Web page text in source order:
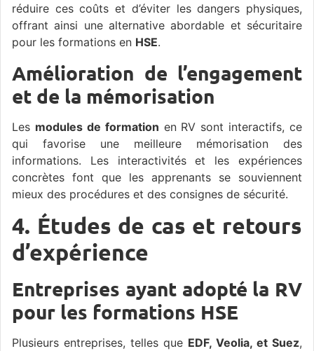
réduire ces coûts et d’éviter les dangers physiques,
offrant ainsi une alternative abordable et sécuritaire
pour les formations en HSE.
Amélioration de l’engagement
et de la mémorisation
Les modules de formation en RV sont interactifs, ce
qui favorise une meilleure mémorisation des
informations. Les interactivités et les expériences
concrètes font que les apprenants se souviennent
mieux des procédures et des consignes de sécurité.
4. Études de cas et retours
d’expérience
Entreprises ayant adopté la RV
pour les formations HSE
Plusieurs entreprises, telles que EDF, Veolia, et Suez,